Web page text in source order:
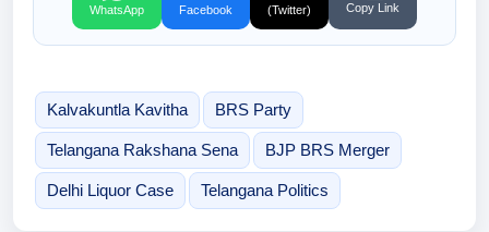
WhatsApp Facebook (Twitter) Copy Link
Kalvakuntla Kavitha BRS Party
Telangana Rakshana Sena BJP BRS Merger
Delhi Liquor Case Telangana Politics